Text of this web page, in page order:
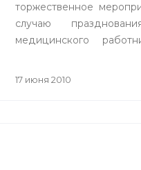
торжественное
случаю
медицинского
17 июня 2010